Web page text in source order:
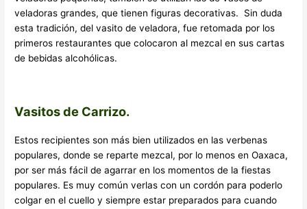
veladoras grandes, que tienen figuras decorativas. Sin duda
esta tradición, del vasito de veladora, fue retomada por los
primeros restaurantes que colocaron al mezcal en sus cartas
de bebidas alcohólicas.
Vasitos de Carrizo.
Estos recipientes son más bien utilizados en las verbenas
populares, donde se reparte mezcal, por lo menos en Oaxaca,
por ser más fácil de agarrar en los momentos de la fiestas
populares. Es muy común verlas con un cordón para poderlo
colgar en el cuello y siempre estar preparados para cuando